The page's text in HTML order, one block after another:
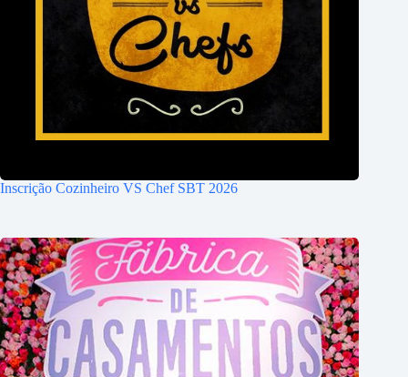
Inscrição Cozinheiro VS Chef SBT 2026